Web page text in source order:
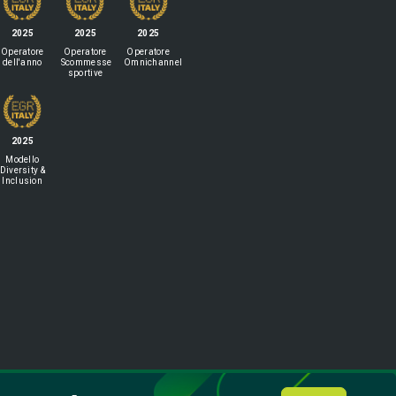
2025
Operatore
dell'anno
2025
Operatore
Scommesse
sportive
2025
Operatore
Omnichannel
2025
Modello
Diversity &
Inclusion